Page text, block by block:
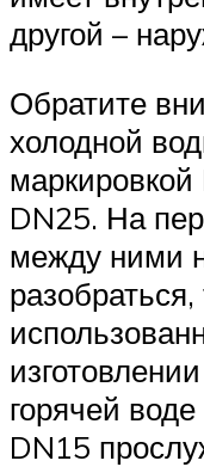
другой –
Обратите
холодной
маркировкой
DN25. На
между ними
горячей
DN15